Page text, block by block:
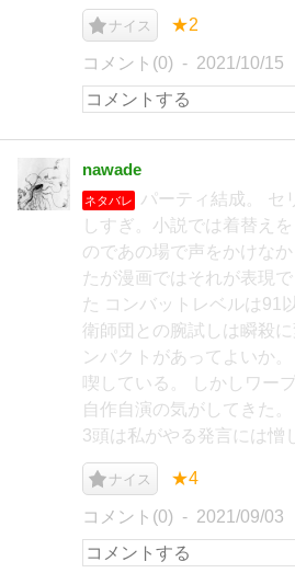
ナイス ★2
コメント(0) 2021/10/15
nawade
ネタバレ
パーティ結成。 セ
しすぎ。小説では着替え
のであの場で声をかけな
たが漫画ではそれが表現
た コンバットレベルは91
衛師団との腕試しは瞬殺
ンパクトがあってよいか
喫している。 しかしワー
自作自演の気がしてきた
3頭は私がやる発言には憎
ナイス ★4
コメント(0) 2021/09/03